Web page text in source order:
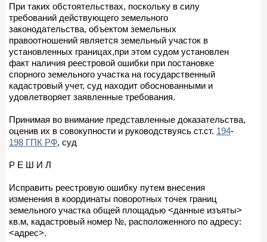
При таких обстоятельствах, поскольку в силу
требований действующего земельного
законодательства, объектом земельных
правоотношений является земельный участок в
установленных границах,при этом судом установлен
факт наличия реестровой ошибки при постановке
спорного земельного участка на государственный
кадастровый учет, суд находит обоснованными и
удовлетворяет заявленные требования.
Принимая во внимание представленные доказательства,
оценив их в совокупности и руководствуясь ст.ст. 194-
198 ГПК РФ, суд
Р Е Ш И Л
Исправить реестровую ошибку путем внесения
изменения в координаты поворотных точек границ
земельного участка общей площадью <данные изъяты>
кв.м, кадастровый номер №, расположенного по адресу:
<адрес>.